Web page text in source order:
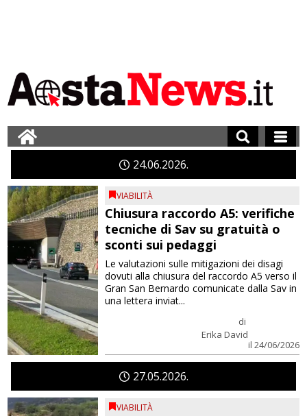
2406 2026
VIABILITÀ
Chiusura raccordo A5: verifiche
tecniche di Sav su gratuità o
sconti sui pedaggi
di
Erika David
il 24/06/2026
Le valutazioni sulle mitigazioni dei disagi
dovuti alla chiusura del raccordo A5 verso il
Gran San Bernardo comunicate dalla Sav in
una lettera inviat...
2705 2026
VIABILITÀ